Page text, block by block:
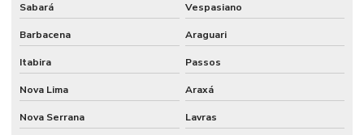
Sabará Vespasiano
Barbacena Araguari
Itabira Passos
Nova Lima Araxá
Nova Serrana Lavras